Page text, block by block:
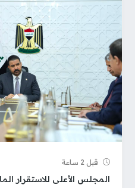
قبل 2 ساعة
المجلس الأعلى للاستقرار